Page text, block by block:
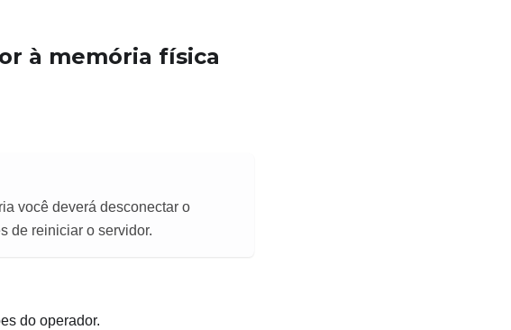
à memória física
você deverá desconectar o
de reiniciar o servidor.
do operador.